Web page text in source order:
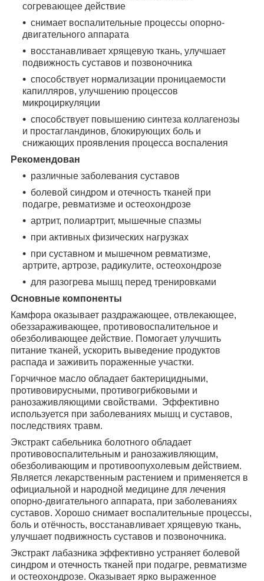
согревающее действие
снимает воспалительные процессы опорно-
двигательного аппарата
восстанавливает хрящевую ткань, улучшает
подвижность суставов и позвоночника
способствует нормализации проницаемости
капилляров, улучшению процессов
микроциркуляции
способствует повышению синтеза коллагенозы
и простагландинов, блокирующих боль и
снижающих проявления процесса воспаления
Рекомендован
различные заболевания суставов
болевой синдром и отечность тканей при
подагре, ревматизме и остеохондрозе
артрит, полиартрит, мышечные спазмы
при активных физических нагрузках
при суставном и мышечном ревматизме,
артрите, артрозе, радикулите, остеохондрозе
для разогрева мышц перед тренировками
Основные компоненты
Камфора оказывает раздражающее, отвлекающее,
обеззараживающее, противовоспалительное и
обезболивающее действие. Помогает улучшить
питание тканей, ускорить выведение продуктов
распада и заживить пораженные участки.
Горчичное масло обладает бактерицидными,
противовирусными, противогрибковыми и
ранозаживляющими свойствами. Эффективно
используется при заболеваниях мышц и суставов,
последствиях травм.
Экстракт сабельника болотного обладает
противовоспалительным и ранозаживляющим,
обезболивающим и противоопухолевым действием.
Является лекарственным растением и применяется в
официальной и народной медицине для лечения
опорно-двигательного аппарата, при заболеваниях
суставов. Хорошо снимает воспалительные процессы,
боль и отёчность, восстанавливает хрящевую ткань,
улучшает подвижность суставов и позвоночника.
Экстракт лабазника эффективно устраняет болевой
синдром и отечность тканей при подагре, ревматизме
и остеохондрозе. Оказывает ярко выраженное